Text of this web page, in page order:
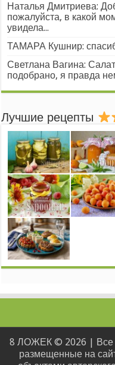
Наталья Дмитриева:
пожалуйста, в какой
увидела...
ТАМАРА Кушнир:
Светлана Вагина:
подобрано, я правда
Лучшие рецепты
8 ЛОЖЕК © 2026 | Все
размещенные на